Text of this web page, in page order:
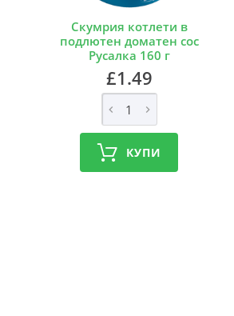
Скумрия котлети в
подлютен доматен сос
Русалка 160 г
£1.49
КУПИ